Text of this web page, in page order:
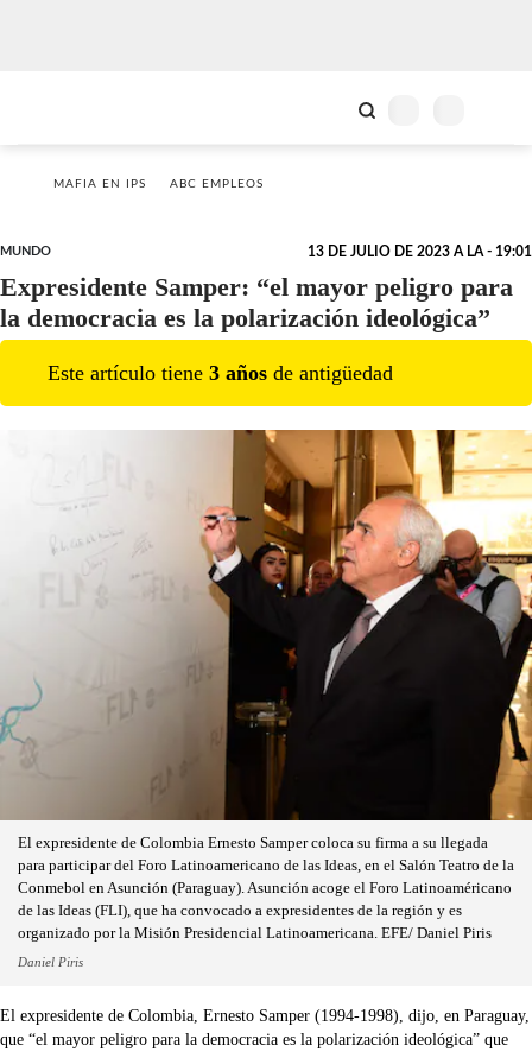
MAFIA EN IPS ABC EMPLEOS
MUNDO 13 DE JULIO DE 2023 A LA - 19:01
Expresidente Samper: “el mayor peligro para
la democracia es la polarización ideológica”
Este artículo tiene 3 años de antigüedad
El expresidente de Colombia Ernesto Samper coloca su firma a su llegada
para participar del Foro Latinoamericano de las Ideas, en el Salón Teatro de la
Conmebol en Asunción (Paraguay). Asunción acoge el Foro Latinoaméricano
de las Ideas (FLI), que ha convocado a expresidentes de la región y es
organizado por la Misión Presidencial Latinoamericana. EFE/ Daniel Piris
Daniel Piris
El expresidente de Colombia, Ernesto Samper (1994-1998), dijo, en Paraguay,
que “el mayor peligro para la democracia es la polarización ideológica” que